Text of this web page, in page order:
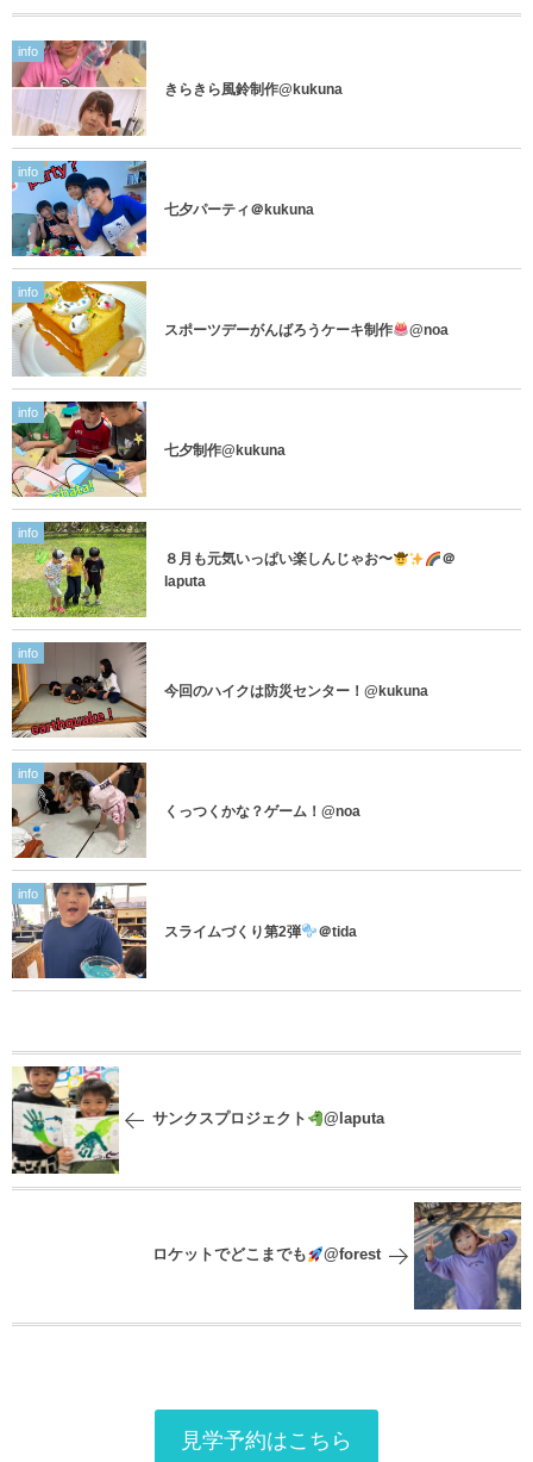
info
きらきら風鈴制作@kukuna
info
七夕パーティ＠kukuna
info
スポーツデーがんばろうケーキ制作 @noa
info
七夕制作@kukuna
info
８月も元気いっぱい楽しんじゃお〜
＠
laputa
info
今回のハイクは防災センター！@kukuna
info
くっつくかな？ゲーム！@noa
info
スライムづくり第2弾 ＠tida
サンクスプロジェクト @laputa
ロケットでどこまでも @forest
見学予約はこちら